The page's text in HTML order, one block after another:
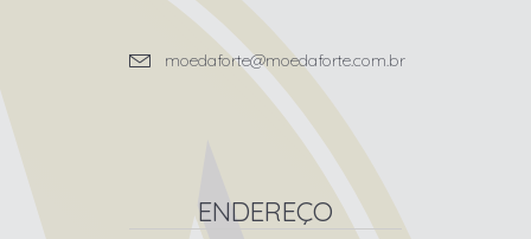
moedaforte@moedaforte.com.br
ENDEREÇO